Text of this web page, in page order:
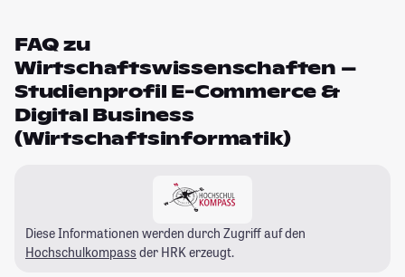
FAQ zu
Wirtschaftswissenschaften –
Studienprofil E-Commerce &
Digital Business
(Wirtschaftsinformatik)
Diese Informationen werden durch Zugriff auf den
Hochschulkompass der HRK erzeugt.